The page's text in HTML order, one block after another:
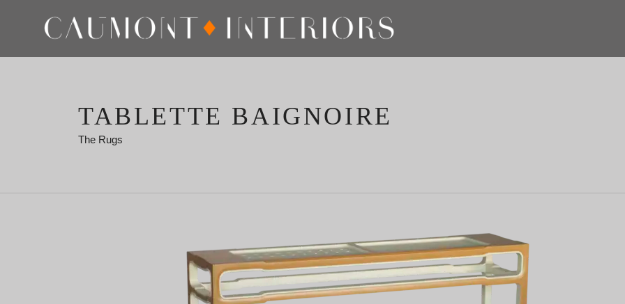
TABLETTE BAIGNOIRE
The Rugs